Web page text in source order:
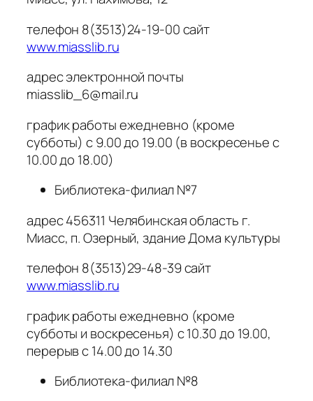
телефон 8(3513)24-19-00 сайт
www.miasslib.ru
адрес электронной почты
miasslib_6@mail.ru
график работы ежедневно (кроме
субботы) с 9.00 до 19.00 (в воскресенье с
10.00 до 18.00)
Библиотека-филиал №7
адрес 456311 Челябинская область г.
Миасс, п. Озерный, здание Дома культуры
телефон 8(3513)29-48-39 сайт
www.miasslib.ru
график работы ежедневно (кроме
субботы и воскресенья) с 10.30 до 19.00,
перерыв с 14.00 до 14.30
Библиотека-филиал №8